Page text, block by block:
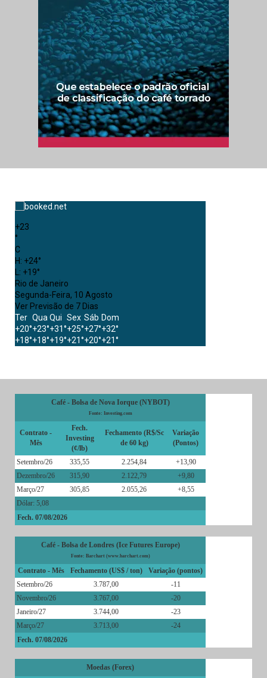
+23
°
C
H: +24°
L: +19°
Rio de Janeiro
Segunda-Feira, 10 Agosto
Ver Previsão de 7 Dias
Ter QuaQui Sex Sáb Dom
+20°+23°+31°+25°+27°+32°
+18°+18°+19°+21°+20°+21°
Café - Bolsa de Nova Iorque (NYBOT)
Fonte: Investing.com
Contrato -
Mês
Fech.
Investing
(¢/lb)
Fechamento (R$/Sc
de 60 kg)
Variação
(Pontos)
Setembro/26 335,55 2.254,84
+13,90
Dezembro/26
315,90 2.122,79
+9,80
Março/27
305,85 2.055,26
+8,55
Dólar: 5,08
Fech. 07/08/2026
Café - Bolsa de Londres (Ice Futures Europe)
Fonte: Barchart (www.barchart.com)
Contrato - Mês Fechamento (US$ / ton)
Variação (pontos)
Setembro/26
3.787,00
-11
Novembro/26
3.767,00
-20
Janeiro/27
3.744,00
-23
Março/27
3.713,00
-24
Fech. 07/08/2026
Moedas (Forex)